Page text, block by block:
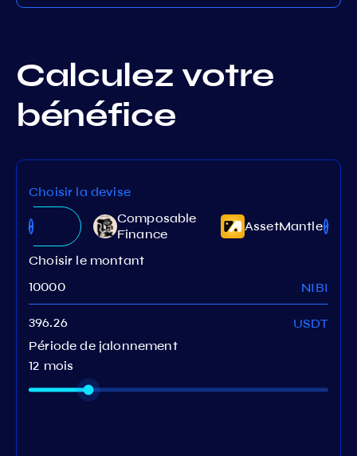
Calculez votre
bénéfice
Choisir la devise
Composable
Finance
AssetMantle
Choisir le montant
NIBI
USDT
Période de jalonnement
12 mois